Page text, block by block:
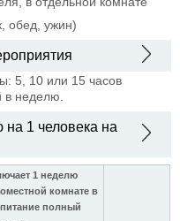
обед, ужин)
5, 10 или 15 часов
в неделю.
на 1 человека на
1 неделю
комнате в
полный